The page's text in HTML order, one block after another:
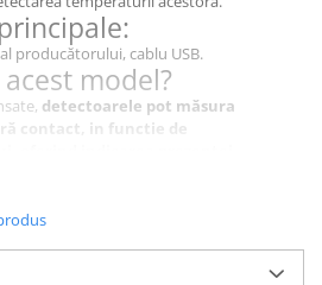
producătorului, cablu USB.
model?
detectoarele pot măsura
contact, in functie de
sau valoarea acesteia in
diferentelor sau defectelor